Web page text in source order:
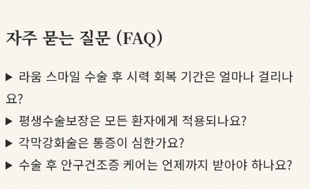
자주 묻는 질문 (FAQ)
라움 스마일 수술 후 시력 회복 기간은 얼마나 걸리나
요?
평생수술보장은 모든 환자에게 적용되나요?
각막강화술은 통증이 심한가요?
수술 후 안구건조증 케어는 언제까지 받아야 하나요?